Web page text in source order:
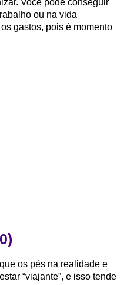
Você pode conseguir
ou na vida
gastos, pois é momento
os pés na realidade e
“viajante”, e isso tende